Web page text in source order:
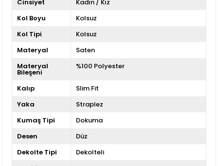
Cinsiyet
Kadın / Kız
Kol Boyu
Kolsuz
Kol Tipi
Kolsuz
Materyal
Saten
Materyal
Bileşeni
%100 Polyester
Kalıp
Slim Fit
Yaka
Straplez
Kumaş Tipi
Dokuma
Desen
Düz
Dekolte Tipi
Dekolteli